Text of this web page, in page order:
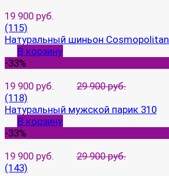
19 900 руб.
(115)
Натуральный шиньон Cosmopolitan
В корзину
-33%
19 900 руб.
29 900 руб.
(118)
Натуральный мужской парик 310
В корзину
-33%
19 900 руб.
29 900 руб.
(143)